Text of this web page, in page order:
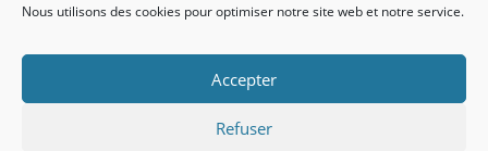
Nous utilisons des cookies pour optimiser notre site web et notre service.
Accepter
Refuser
visiteurs uniques: